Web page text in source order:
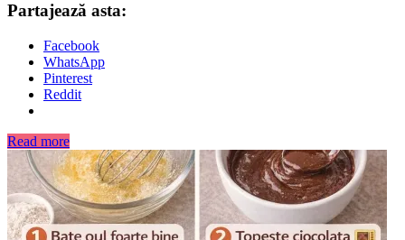
Partajează asta:
Facebook
WhatsApp
Pinterest
Reddit
Read more